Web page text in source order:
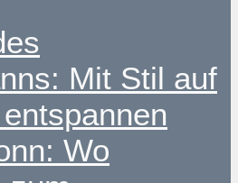
Mit Stil auf
Wo